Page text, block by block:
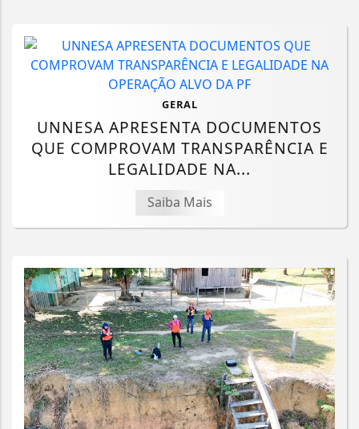
GERAL
UNNESA APRESENTA DOCUMENTOS
QUE COMPROVAM TRANSPARÊNCIA E
LEGALIDADE NA...
Saiba Mais